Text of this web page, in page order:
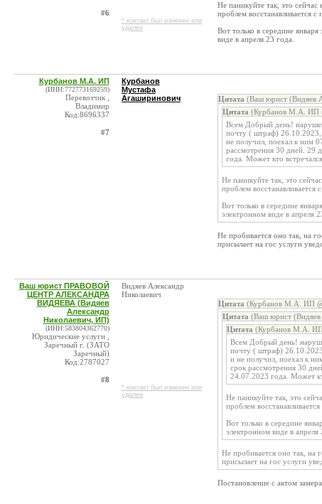
#6
* контакт был изменен или
удален
Не паникуйте так, это
проблем восстанавливается
Вот только в середине
виде в апреля 23 года.
Курбанов М.А. ИП
(ИНН:772773169259)
Перевозчик ,
Владимир
Код:8696337
#7
Курбанов
Мустафа
Агаширинович
Цитата (Ваш юрист (Видяев
Цитата (Курбанов М.А. ИП
Всем Добрый день!
почту ( штраф) 26.10.2023,
не получил, поехал к ним
рассмотрения 30 дней. 29
года. Может кто
Не паникуйте так, это
проблем восстанавливается
Вот только в середине
электронном виде в апреля
Не пробивается оно так, на
присылает на гос услуги
Ваш юрист ПРАВОВОЙ
ЦЕНТР АЛЕКСАНДРА
ВИДЯЕВА (Видяев
Александр
Николаевич, ИП)
(ИНН:583804362770)
Юридические услуги ,
Заречный г. (ЗАТО
Заречный)
Код:2787027
#8
Видяев Александр
Николаевич
* контакт был изменен или
удален
Цитата (Курбанов М.А. ИП
Цитата (Ваш юрист
Цитата (Курбанов М.А.
Всем Добрый день!
почту ( штраф)
и не получил, поехал к
срок рассмотрения 30
24.07.2023 года. Может
Не паникуйте так, это
проблем
Вот только в середине
электронном виде в апреля
Не пробивается оно так, на
присылает на гос услуги
Постановление с актом